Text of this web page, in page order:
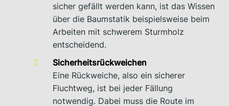
sicher gefällt werden kann, ist das Wissen
über die Baumstatik beispielsweise beim
Arbeiten mit schwerem Sturmholz
entscheidend.
Sicherheitsrückweichen
Eine Rückweiche, also ein sicherer
Fluchtweg, ist bei jeder Fällung
notwendig. Dabei muss die Route im